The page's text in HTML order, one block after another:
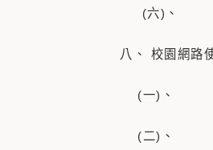
(六)、 其他
八、 校園網路
(一)、 於公
(二)、 未善